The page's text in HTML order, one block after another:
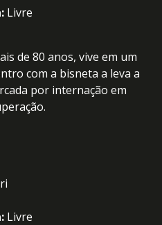
Livre
de 80 anos, vive em um
com a bisneta a leva a
por internação em
Livre